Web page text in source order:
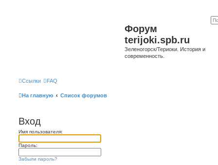
Форум
terijoki.spb.ru
Зеленогорск/Териоки. История и
современность.
Ссылки FAQ
На главную Список форумов
Вход
Имя пользователя:
Пароль:
Забыли пароль?